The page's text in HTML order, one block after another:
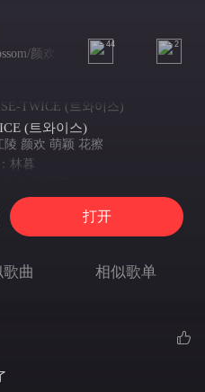
颜欢
44 2
TWICE (트와이스)
(트와이스)
陵 颜欢 萌颖 花擦
林暮
颖】
I gotcha
抓住你
陵】
I s o I
打开
曲 相似歌单